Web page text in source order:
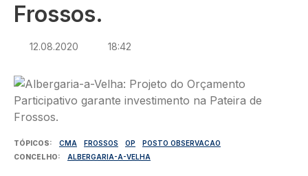
Frossos.
12.08.2020 18:42
Imagem
TÓPICOS CMA FROSSOS OP
POSTO OBSERVACAO
CONCELHO
ALBERGARIA-A-VELHA